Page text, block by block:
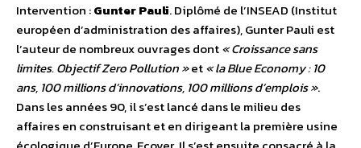
Intervention :Gunter Pauli. Diplômé de l’INSEAD (Institut
européen d’administration des affaires), Gunter Pauli est
l’auteur de nombreux ouvrages dont« Croissance sans
limites. Objectif Zero Pollution »et« la Blue Economy : 10
ans, 100 millions d’innovations, 100 millions d’emplois ».
Dans les années 90, il s’est lancé dans le milieu des
affaires en construisant et en dirigeant la première usine